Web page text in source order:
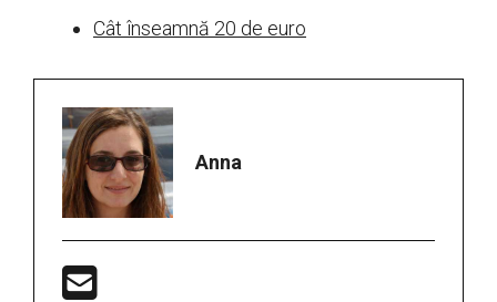
Cât înseamnă 20 de euro
Anna